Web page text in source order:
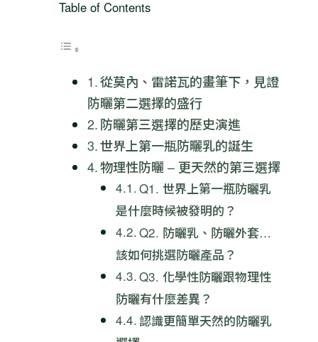
Table of Contents
從莫內、雷諾瓦的畫筆下，見證
防曬第二選擇的盛行
防曬第三選擇的歷史演進
世界上第一瓶防曬乳的誕生
物理性防曬 – 更天然的第三選擇
Q1. 世界上第一瓶防曬乳
是什麼時候被發明的？
Q2. 防曬乳、防曬外套…
該如何挑選防曬產品？
Q3. 化學性防曬跟物理性
防曬有什麼差異？
認識更簡單天然的防曬乳